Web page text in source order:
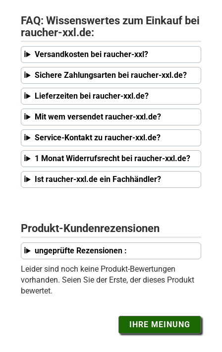
FAQ: Wissenswertes zum Einkauf bei
raucher-xxl.de:
Versandkosten bei raucher-xxl?
Sichere Zahlungsarten bei raucher-xxl.de?
Lieferzeiten bei raucher-xxl.de?
Mit wem versendet raucher-xxl.de?
Service-Kontakt zu raucher-xxl.de?
1 Monat Widerrufsrecht bei raucher-xxl.de?
Ist raucher-xxl.de ein Fachhändler?
Produkt-Kundenrezensionen
ungeprüfte Rezensionen :
Leider sind noch keine Produkt-Bewertungen
vorhanden. Seien Sie der Erste, der dieses Produkt
bewertet.
IHRE MEINUNG